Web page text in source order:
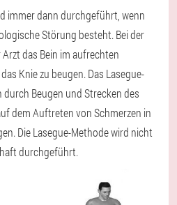
immer dann durchgeführt, wenn
Störung besteht. Bei der
das Bein im aufrechten
Knie zu beugen. Das Lasegue-
Beugen und Strecken des
dem Auftreten von Schmerzen in
Die Lasegue-Methode wird nicht
durchgeführt.